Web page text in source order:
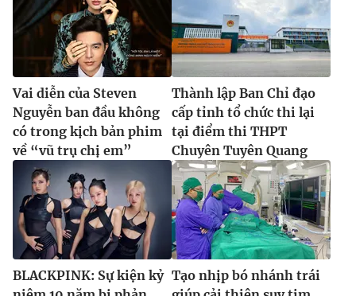
Vai diễn của Steven
Nguyễn ban đầu không
có trong kịch bản phim
về “vũ trụ chị em”
Thành lập Ban Chỉ đạo
cấp tỉnh tổ chức thi lại
tại điểm thi THPT
Chuyên Tuyên Quang
BLACKPINK: Sự kiện kỷ Tạo nhịp bó nhánh trái